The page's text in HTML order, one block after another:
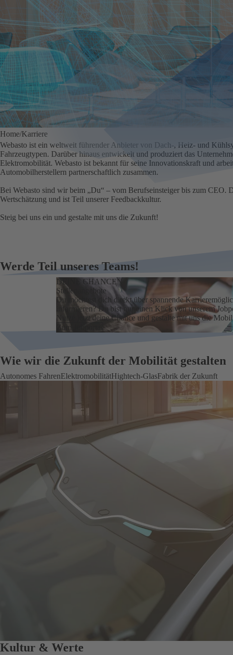
Home Karriere
Webasto ist ein weltweit führender Anbieter von Dach-, Heiz- und
Fahrzeugtypen. Darüber hinaus entwickelt und produziert das
Elektromobilität. Webasto ist bekannt für seine Innovationskraft und
Automobilherstellern partnerschaftlich zusammen.
Bei Webasto sind wir beim „Du“ – vom Berufseinsteiger bis zum CEO.
Wertschätzung und ist Teil unserer Feedbackkultur.
Steig bei uns ein und gestalte mit uns die Zukunft!
Werde Teil unseres Teams!
DEINE CHANCEN
Stellenangebote
Du möchtest dich direkt über spannende
informieren? Du bist nur einen Klick von unserem
Nutze jetzt deine Chance und gestalte mit uns die
Zum Jobportal
Wie wir die Zukunft der Mobilität gestalten
Autonomes FahrenElektromobilitätHightech-GlasFabrik der Zukunft
Kultur & Werte